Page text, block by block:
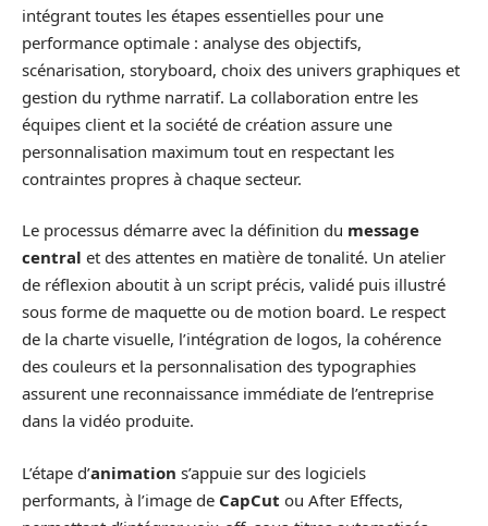
intégrant toutes les étapes essentielles pour une
performance optimale : analyse des objectifs,
scénarisation, storyboard, choix des univers graphiques et
gestion du rythme narratif. La collaboration entre les
équipes client et la société de création assure une
personnalisation maximum tout en respectant les
contraintes propres à chaque secteur.
Le processus démarre avec la définition du message
central et des attentes en matière de tonalité. Un atelier
de réflexion aboutit à un script précis, validé puis illustré
sous forme de maquette ou de motion board. Le respect
de la charte visuelle, l’intégration de logos, la cohérence
des couleurs et la personnalisation des typographies
assurent une reconnaissance immédiate de l’entreprise
dans la vidéo produite.
L’étape d’animation s’appuie sur des logiciels
performants, à l’image de CapCut ou After Effects,